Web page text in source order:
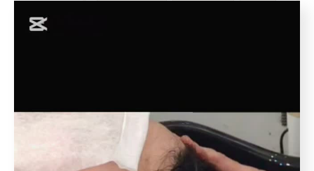
アウトバストリートメント
洗い流さないトリートメント